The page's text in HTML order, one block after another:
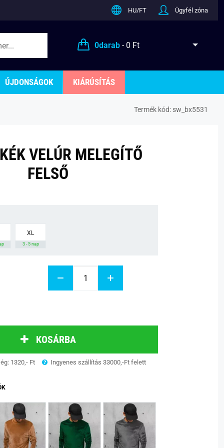
HU/FT Ügyfél zóna
0darab- 0 Ft
ÚJDONSÁGOK KIÁRÚSÍTÁS
Termék kód: sw_bx5531
VELÚR MELEGÍTŐ
FELSŐ
XL
3 - 5 nap
KOSÁRBA
1320,- Ft Ingyenes szállítás 33000,-Ft felett